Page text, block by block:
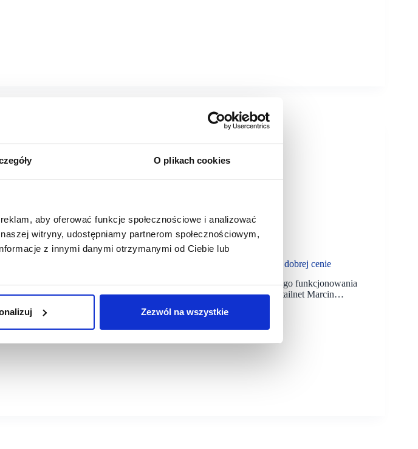
O plikach cookies
aby oferować funkcje społecznościowe i analizować
witryny, udostępniamy partnerom społecznościowym,
z innymi danymi otrzymanymi od Ciebie lub
Zezwól na wszystkie
Mastergrupa Stopiątka
Mastergrupa: nigdy nie było tak łatwo pozyskać dobry lokal w dobrej cenie
pozyskać dobry lokal w dobrej cenie i nigdy w przeciągu 23 lat naszego funkcjonowania
negocjowało się z właścicielami powierzchni – mówi w rozmowie z Retailnet Marcin…